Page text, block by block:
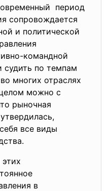
период
сопровождается
и политической
командной
по темпам
многих отраслях
можно с
рыночная
все виды
в